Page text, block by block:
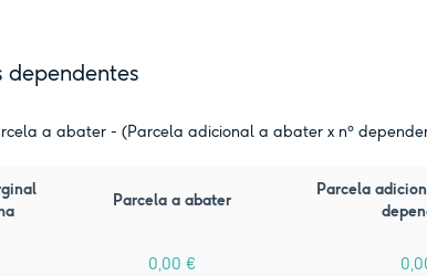
dependentes
a abater - (Parcela adicional a abater x nº
Parcela a abater
Parcela
0,00 €